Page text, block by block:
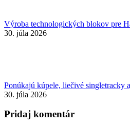
Výroba technologických blokov pre
30. júla 2026
Ponúkajú kúpele, liečivé singletracky
30. júla 2026
Pridaj komentár